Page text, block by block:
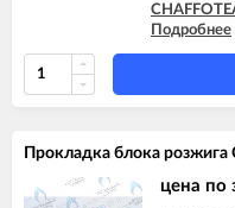
Подробнее
Прокладка блока розжига
цена по